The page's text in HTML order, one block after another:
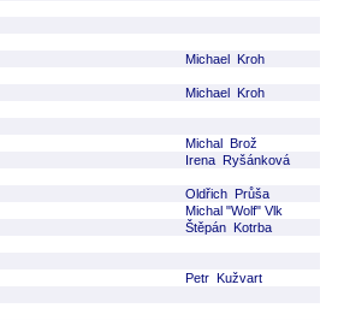
Michael Kroh
Michael Kroh
Michal Brož
Irena Ryšánková
Oldřich Průša
Michal "Wolf" Vlk
Štěpán Kotrba
Petr Kužvart